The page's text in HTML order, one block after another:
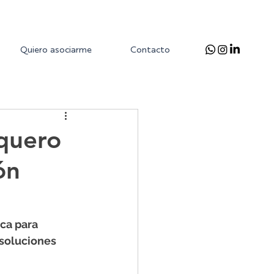
Quiero asociarme Contacto
para